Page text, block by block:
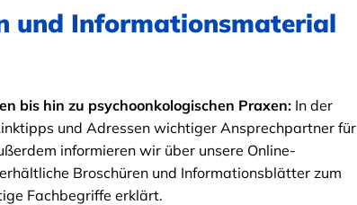
und Informationsmaterial
bis hin zu psychoonkologischen Praxen: In der
und Adressen wichtiger Ansprechpartner für
informieren wir über unsere Online-
Broschüren und Informationsblätter zum
Fachbegriffe erklärt.